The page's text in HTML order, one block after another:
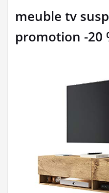
meuble tv
promotion -20